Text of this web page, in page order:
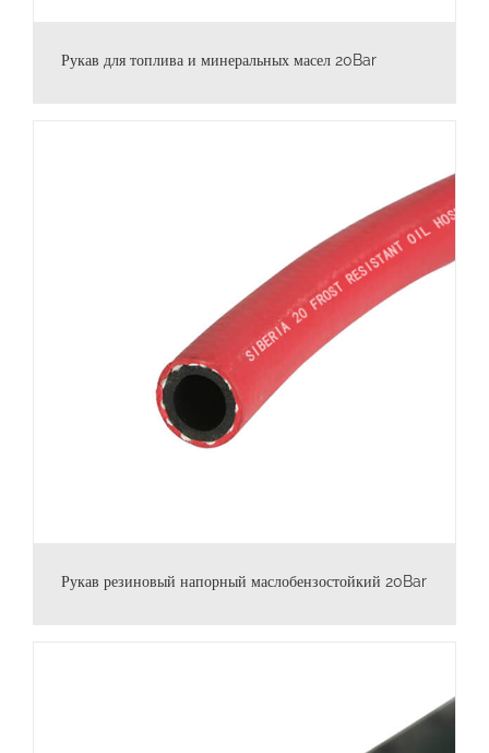
Рукав для топлива и минеральных масел 20Bar
Рукав резиновый напорный маслобензостойкий 20Bar